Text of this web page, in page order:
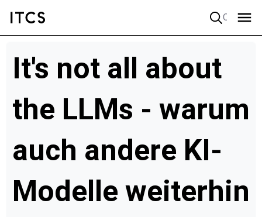
It's not all about
the LLMs - warum
auch andere KI-
Modelle weiterhin